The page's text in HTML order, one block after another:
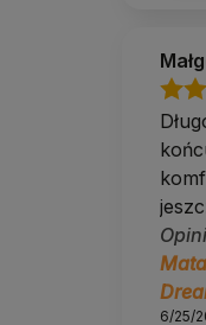
Trzyma na
Trzyma
Pranie w
Najlepsza
Intense
Performance.
6/25/